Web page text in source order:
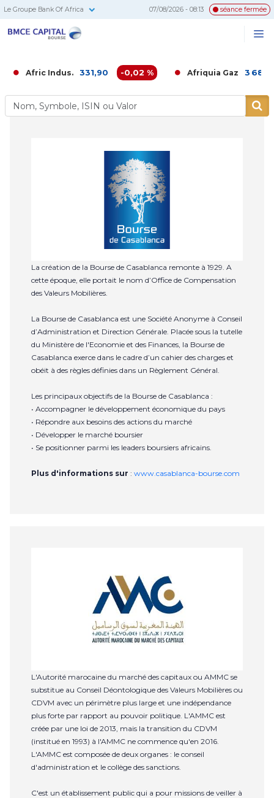
Le Groupe Bank Of Africa 07/08/2026 - 08:13 séance fermée
Afric Indus. 331,90 -0,02 % Afriquia Gaz 3 686,00
La création de la Bourse de Casablanca remonte à 1929. A
cette époque, elle portait le nom d’Office de Compensation
des Valeurs Mobilières.
La Bourse de Casablanca est une Société Anonyme à Conseil
d’Administration et Direction Générale. Placée sous la tutelle
du Ministère de l'Economie et des Finances, la Bourse de
Casablanca exerce dans le cadre d’un cahier des charges et
obéit à des règles définies dans un Règlement Général.
Les principaux objectifs de la Bourse de Casablanca :
• Accompagner le développement économique du pays
• Répondre aux besoins des actions du marché
• Développer le marché boursier
• Se positionner parmi les leaders boursiers africains.
Plus d'informations sur : www.casablanca-bourse.com
L'Autorité marocaine du marché des capitaux ou AMMC se
substitue au Conseil Déontologique des Valeurs Mobilières ou
CDVM avec un périmètre plus large et une indépendance
plus forte par rapport au pouvoir politique. L'AMMC est
créée par une loi de 2013, mais la transition du CDVM
(institué en 1993) à l'AMMC ne commence qu'en 2016.
L'AMMC est composée de deux organes : le conseil
d'administration et le collège des sanctions.
C'est un établissement public qui a pour missions de veiller à